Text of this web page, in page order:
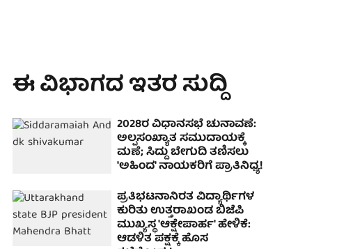
ಈ ವಿಭಾಗದ ಇತರ ಸುದ್ದಿ
2028ರ ವಿಧಾನಸಭೆ ಚುನಾವಣೆ:
ಅಲ್ಪಸಂಖ್ಯಾತ ಸಮುದಾಯಕ್ಕೆ
ಮಣೆ; ಸಿದ್ದು ಬೇಗುದಿ ತಣಿಸಲು
'ಅಹಿಂದ' ನಾಯಕರಿಗೆ ಪ್ರಾತಿನಿಧ್ಯ!
ಪ್ರತಿಭಟನಾನಿರತ ವಿದ್ಯಾರ್ಥಿಗಳ
ಕುರಿತು ಉತ್ತರಾಖಂಡ ಬಿಜೆಪಿ
ಮುಖ್ಯಸ್ಥ 'ಆಕ್ಷೇಪಾರ್ಹ' ಹೇಳಿಕೆ:
ಆಡಳಿತ ಪಕ್ಷಕ್ಕೆ ಹೊಸ